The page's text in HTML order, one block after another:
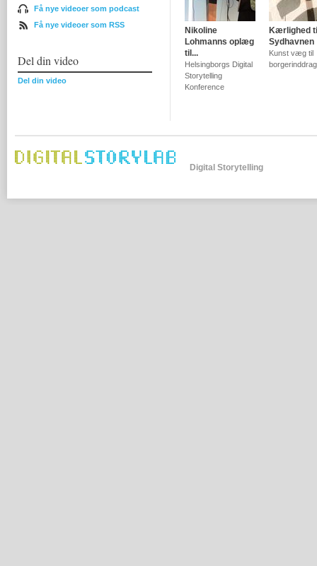
Få nye videoer som podcast
Få nye videoer som RSS
Del din video
Del din video
Nikoline
Lohmanns oplæg
til...
Helsingborgs Digital
Storytelling
Konference
Kærlighed
Sydhavnen
Kunst væg til
Digital Storytelling